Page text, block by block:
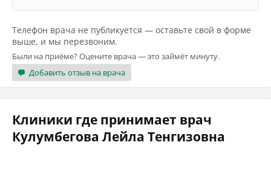
Телефон врача не публикуется — оставьте свой в форме
выше, и мы перезвоним.
Были на приёме? Оцените врача — это займёт минуту.
Добавить отзыв на врача
Клиники где принимает врач
Кулумбегова Лейла Тенгизовна